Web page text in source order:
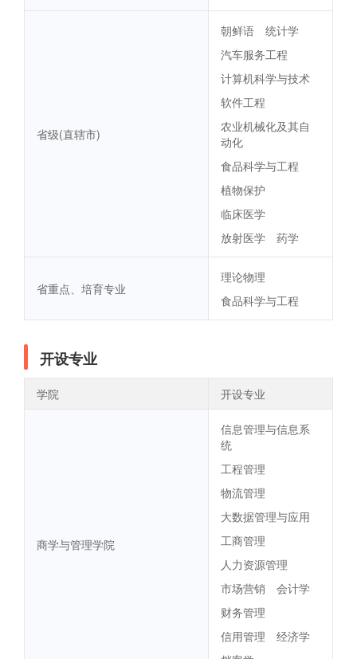
省级(直辖市)
朝鲜语
统计学
汽车服务工程
计算机科学与技术
软件工程
农业机械化及其自
动化
食品科学与工程
植物保护
临床医学
放射医学
药学
省重点、培育专业
理论物理
食品科学与工程
开设专业
学院 开设专业
商学与管理学院
信息管理与信息系
统
工程管理
物流管理
大数据管理与应用
工商管理
人力资源管理
市场营销
会计学
财务管理
信用管理
经济学